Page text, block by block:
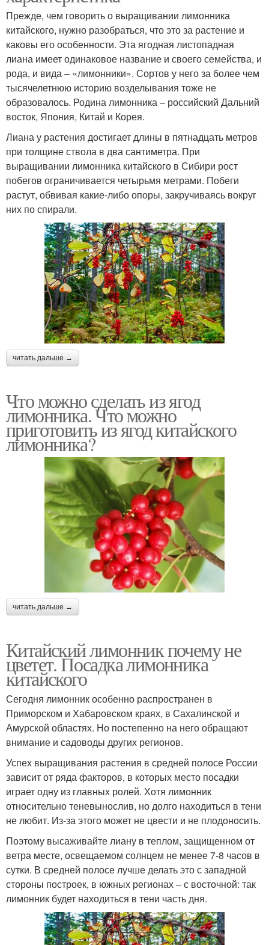
Прежде, чем говорить о выращивании лимонника
китайского, нужно разобраться, что это за растение и
каковы его особенности. Эта ягодная листопадная
лиана имеет одинаковое название и своего семейства, и
рода, и вида – «лимонники». Сортов у него за более чем
тысячелетнюю историю возделывания тоже не
образовалось. Родина лимонника – российский Дальний
восток, Япония, Китай и Корея.
Лиана у растения достигает длины в пятнадцать метров
при толщине ствола в два сантиметра. При
выращивании лимонника китайского в Сибири рост
побегов ограничивается четырьмя метрами. Побеги
растут, обвивая какие-либо опоры, закручиваясь вокруг
них по спирали.
читать дальше →
Что можно сделать из ягод
лимонника. Что можно
приготовить из ягод китайского
лимонника?
читать дальше →
Китайский лимонник почему не
цветет. Посадка лимонника
китайского
Сегодня лимонник особенно распространен в
Приморском и Хабаровском краях, в Сахалинской и
Амурской областях. Но постепенно на него обращают
внимание и садоводы других регионов.
Успех выращивания растения в средней полосе России
зависит от ряда факторов, в которых место посадки
играет одну из главных ролей. Хотя лимонник
относительно теневынослив, но долго находиться в тени
не любит. Из-за этого может не цвести и не плодоносить.
Поэтому высаживайте лиану в теплом, защищенном от
ветра месте, освещаемом солнцем не менее 7-8 часов в
сутки. В средней полосе лучше делать это с западной
стороны построек, в южных регионах – с восточной: так
лимонник будет находиться в тени часть дня.